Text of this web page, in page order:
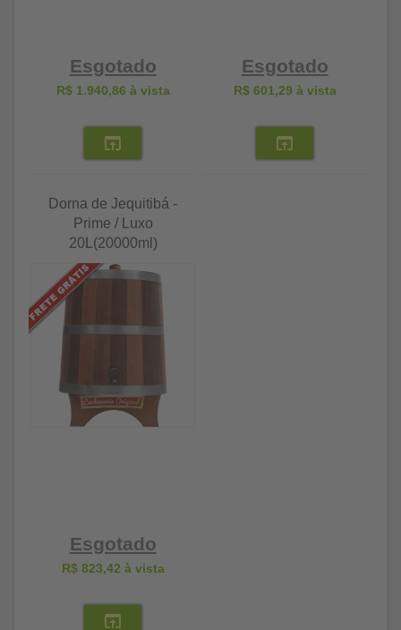
Esgotado
R$ 1.940,86 à vista
Esgotado
R$ 601,29 à vista
Dorna de Jequitibá -
Prime / Luxo
20L(20000ml)
Esgotado
R$ 823,42 à vista